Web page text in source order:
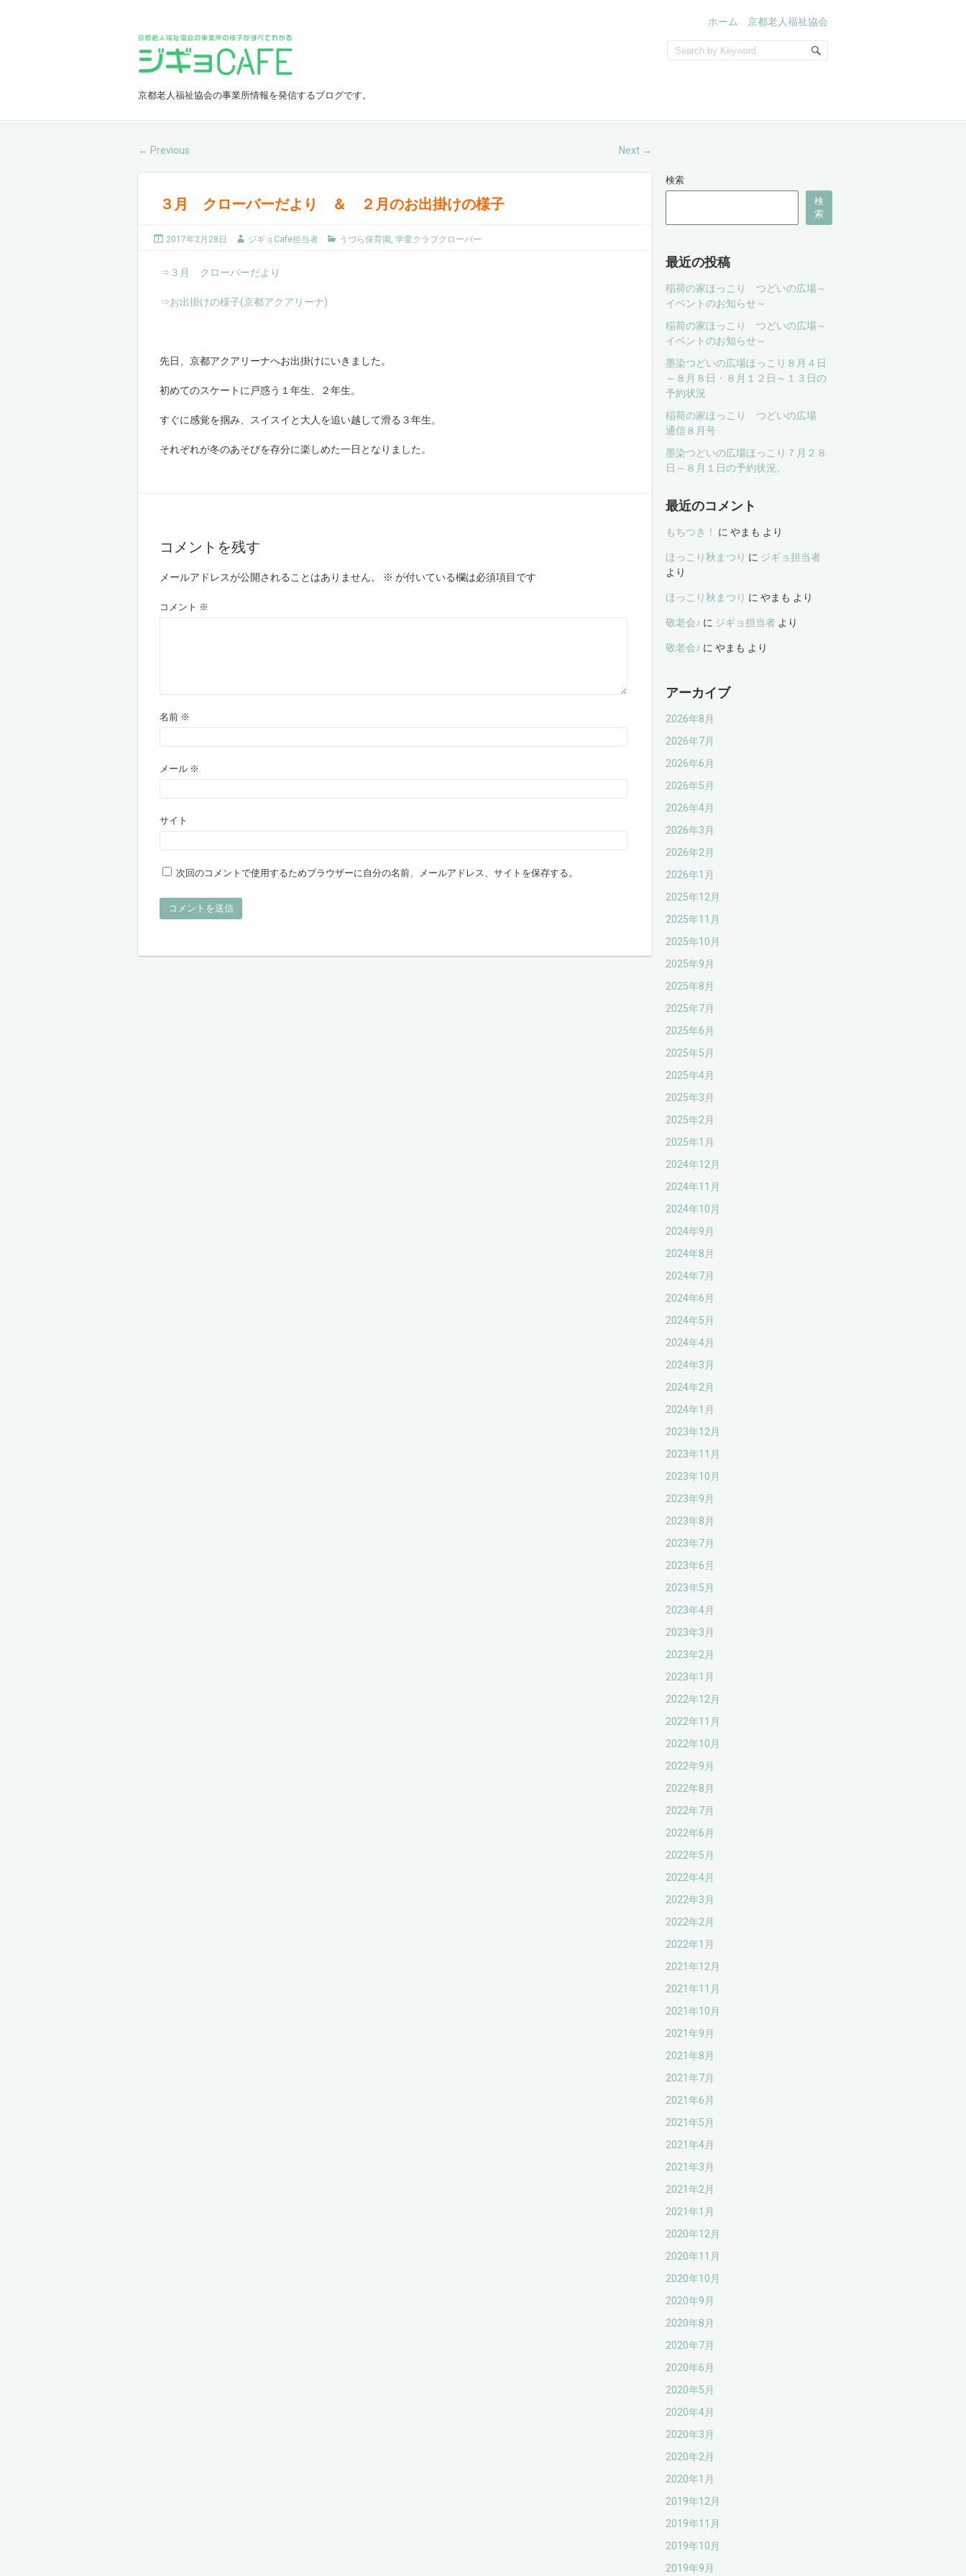
京都老人福祉協会の事業所情報を発信するブログです。
ホーム 京都老人福祉協会
← Previous Next →
３月 クローバーだより ＆ ２月のお出掛けの様子
2017年2月28日 ジギョCafe担当者 うづら保育園 , 学童クラブクローバー
⇒３月 クローバーだより
⇒お出掛けの様子(京都アクアリーナ)
先日、京都アクアリーナへお出掛けにいきました。
初めてのスケートに戸惑う１年生、２年生。
すぐに感覚を掴み、スイスイと大人を追い越して滑る３年生。
それぞれが冬のあそびを存分に楽しめた一日となりました。
コメントを残す
メールアドレスが公開されることはありません。 ※ が付いている欄は必須項目です
コメント ※
名前 ※
メール ※
サイト
次回のコメントで使用するためブラウザーに自分の名前、メールアドレス、サイトを保存する。
検索
検
索
最近の投稿
稲荷の家ほっこり つどいの広場～
イベントのお知らせ～
稲荷の家ほっこり つどいの広場～
イベントのお知らせ～
墨染つどいの広場ほっこり８月４日
～８月８日・８月１２日～１３日の
予約状況
稲荷の家ほっこり つどいの広場
通信８月号
墨染つどいの広場ほっこり７月２８
日～８月１日の予約状況。
最近のコメント
もちつき！ にやまも より
ほっこり秋まつり に ジギョ担当者
より
ほっこり秋まつり にやまも より
敬老会♪ に ジギョ担当者 より
敬老会♪ にやまも より
アーカイブ
2026年8月
2026年7月
2026年6月
2026年5月
2026年4月
2026年3月
2026年2月
2026年1月
2025年12月
2025年11月
2025年10月
2025年9月
2025年8月
2025年7月
2025年6月
2025年5月
2025年4月
2025年3月
2025年2月
2025年1月
2024年12月
2024年11月
2024年10月
2024年9月
2024年8月
2024年7月
2024年6月
2024年5月
2024年4月
2024年3月
2024年2月
2024年1月
2023年12月
2023年11月
2023年10月
2023年9月
2023年8月
2023年7月
2023年6月
2023年5月
2023年4月
2023年3月
2023年2月
2023年1月
2022年12月
2022年11月
2022年10月
2022年9月
2022年8月
2022年7月
2022年6月
2022年5月
2022年4月
2022年3月
2022年2月
2022年1月
2021年12月
2021年11月
2021年10月
2021年9月
2021年8月
2021年7月
2021年6月
2021年5月
2021年4月
2021年3月
2021年2月
2021年1月
2020年12月
2020年11月
2020年10月
2020年9月
2020年8月
2020年7月
2020年6月
2020年5月
2020年4月
2020年3月
2020年2月
2020年1月
2019年12月
2019年11月
2019年10月
2019年9月